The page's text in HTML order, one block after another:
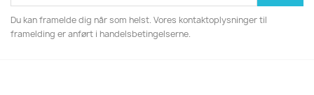
Du kan framelde dig når som helst. Vores kontaktoplysninger til
framelding er anført i handelsbetingelserne.